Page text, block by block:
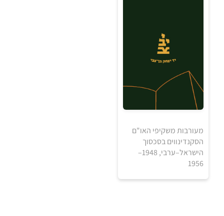
מעורבות משקיפי האו"ם
הסקנדינווים בסכסוך
הישראל–ערבי, 1948–
1956